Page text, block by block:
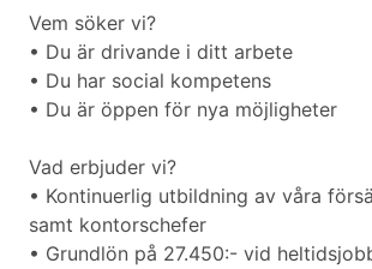
Vem söker vi?
• Du är drivande i ditt arbete
• Du har social kompetens
• Du är öppen för nya möjligheter
Vad erbjuder vi?
• Kontinuerlig utbildning av våra
samt kontorschefer
• Grundlön på 27.450:- vid